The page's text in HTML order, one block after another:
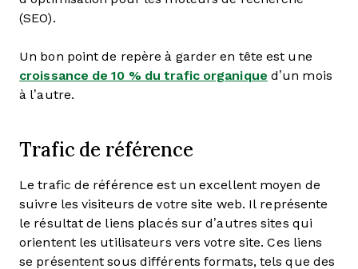
(SEO).
Un bon point de repère à garder en tête est une
croissance de 10 % du trafic organique d’un mois
à l’autre.
Trafic de référence
Le trafic de référence est un excellent moyen de
suivre les visiteurs de votre site web. Il représente
le résultat de liens placés sur d’autres sites qui
orientent les utilisateurs vers votre site. Ces liens
se présentent sous différents formats, tels que des